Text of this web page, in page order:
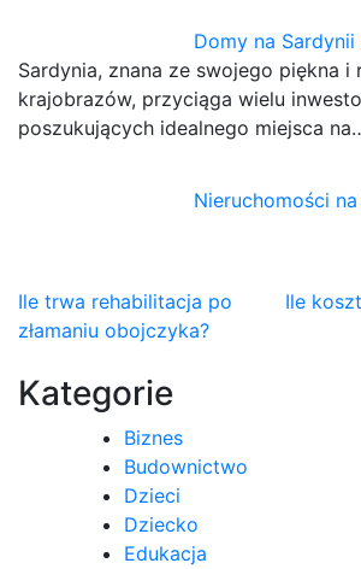
Domy na
Sardynia, znana ze swojego piękna i
krajobrazów, przyciąga wielu
poszukujących idealnego miejsca
Nieruchomości
Nawigacja
wpisu
Ile trwa rehabilitacja po
złamaniu obojczyka?
Ile
Kategorie
Biznes
Budownictwo
Dzieci
Dziecko
Edukacja